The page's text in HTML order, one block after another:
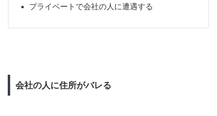
プライベートで会社の人に遭遇する
会社の人に住所がバレる